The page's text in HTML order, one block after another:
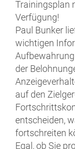
Trainingsplan
Verfügung!
Paul Bunker
wichtigen
der
auf den
entscheiden,
fortschreiten
Egal, ob Sie